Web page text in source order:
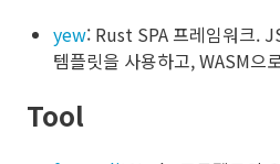
yew: Rust SPA 프레임워크.
템플릿을 사용하고, WASM으
Tool